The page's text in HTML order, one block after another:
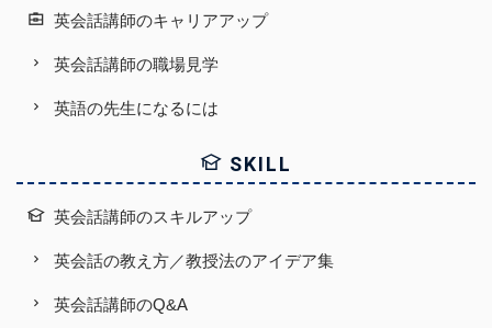
英会話講師のキャリアアップ
英会話講師の職場見学
英語の先生になるには
SKILL
英会話講師のスキルアップ
英会話の教え方／教授法のアイデア集
英会話講師のQ&A